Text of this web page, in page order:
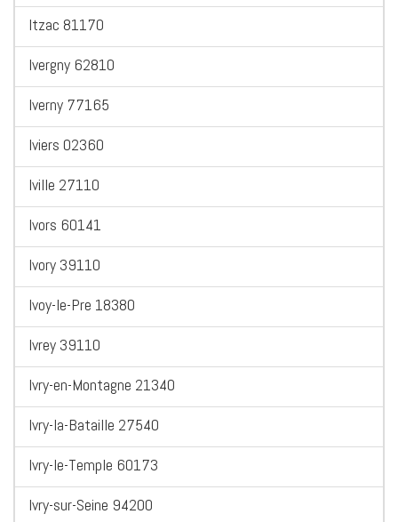
Itzac 81170
Ivergny 62810
Iverny 77165
Iviers 02360
Iville 27110
Ivors 60141
Ivory 39110
Ivoy-le-Pre 18380
Ivrey 39110
Ivry-en-Montagne 21340
Ivry-la-Bataille 27540
Ivry-le-Temple 60173
Ivry-sur-Seine 94200